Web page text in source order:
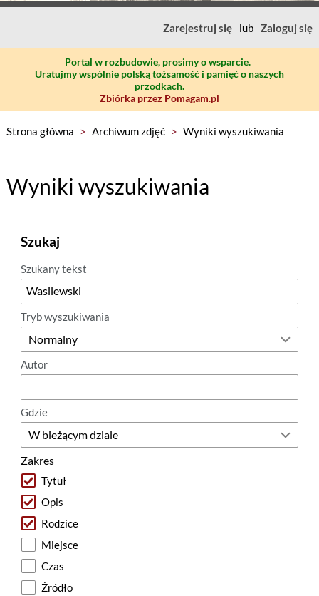
Zarejestruj się lub Zaloguj się
Portal w rozbudowie, prosimy o wsparcie.
Uratujmy wspólnie polską tożsamość i pamięć o naszych
przodkach.
Zbiórka przez Pomagam.pl
Strona główna > Archiwum zdjęć > Wyniki wyszukiwania
Wyniki wyszukiwania
Szukaj
Szukany tekst
Tryb wyszukiwania
Autor
Gdzie
Zakres
Tytuł
Opis
Rodzice
Miejsce
Czas
Źródło